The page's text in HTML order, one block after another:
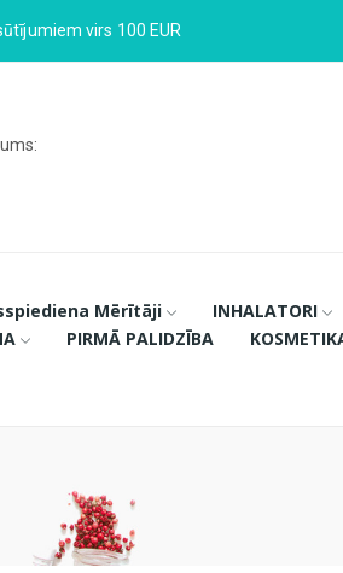
virs 100 EUR
Mērītāji
INHALATORI
PIRMĀ PALIDZĪBA